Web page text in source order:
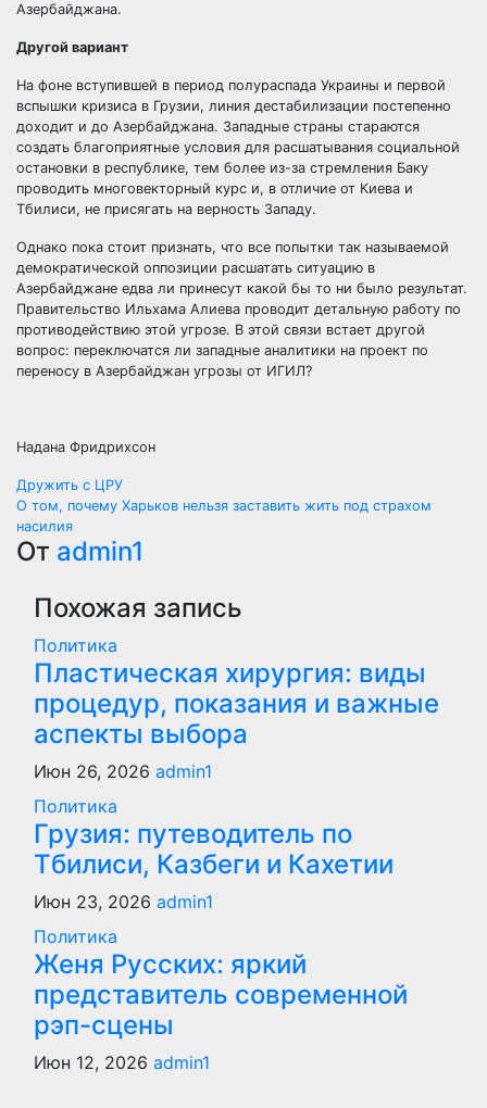
Азербайджана.
Другой вариант
На фоне вступившей в период полураспада Украины и первой
вспышки кризиса в Грузии, линия дестабилизации постепенно
доходит и до Азербайджана. Западные страны стараются
создать благоприятные условия для расшатывания социальной
остановки в республике, тем более из-за стремления Баку
проводить многовекторный курс и, в отличие от Киева и
Тбилиси, не присягать на верность Западу.
Однако пока стоит признать, что все попытки так называемой
демократической оппозиции расшатать ситуацию в
Азербайджане едва ли принесут какой бы то ни было результат.
Правительство Ильхама Алиева проводит детальную работу по
противодействию этой угрозе. В этой связи встает другой
вопрос: переключатся ли западные аналитики на проект по
переносу в Азербайджан угрозы от ИГИЛ?
Надана Фридрихсон
Навигация
по
записям
Дружить с ЦРУ
О том, почему Харьков нельзя заставить жить под страхом
насилия
От admin1
Похожая запись
Политика
Пластическая хирургия: виды
процедур, показания и важные
аспекты выбора
Июн 26, 2026 admin1
Политика
Грузия: путеводитель по
Тбилиси, Казбеги и Кахетии
Июн 23, 2026 admin1
Политика
Женя Русских: яркий
представитель современной
рэп-сцены
Июн 12, 2026 admin1